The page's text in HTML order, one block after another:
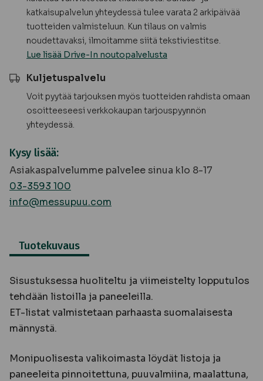
katkaisupalvelun yhteydessä tulee varata 2 arkipäivää
tuotteiden valmisteluun. Kun tilaus on valmis
noudettavaksi, ilmoitamme siitä tekstiviestitse.
Lue lisää Drive-In noutopalvelusta
Kuljetuspalvelu
Voit pyytää tarjouksen myös tuotteiden rahdista omaan
osoitteeseesi verkkokaupan tarjouspyynnön
yhteydessä.
Kysy lisää:
Asiakaspalvelumme palvelee sinua klo 8-17
03-3593 100
info@messupuu.com
Tuotekuvaus
Sisustuksessa huoliteltu ja viimeistelty lopputulos
tehdään listoilla ja paneeleilla.
ET-listat valmistetaan parhaasta suomalaisesta
männystä.
Monipuolisesta valikoimasta löydät listoja ja
paneeleita pinnoitettuna, puuvalmiina, maalattuna,